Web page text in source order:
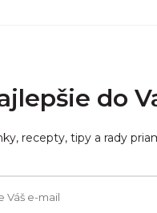
do
recepty, tipy a rady